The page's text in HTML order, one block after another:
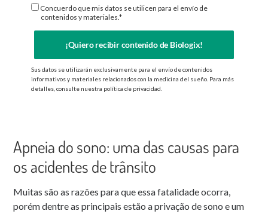
Concuerdo que mis datos se utilicen para el envío de
contenidos y materiales.*
¡Quiero recibir contenido de Biologix!
Sus datos se utilizarán exclusivamente para el envío de contenidos
informativos y materiales relacionados con la medicina del sueño. Para más
detalles, consulte nuestra política de privacidad.
Apneia do sono: uma das causas para
os acidentes de trânsito
Muitas são as razões para que essa fatalidade ocorra,
porém dentre as principais estão a privação de sono e um